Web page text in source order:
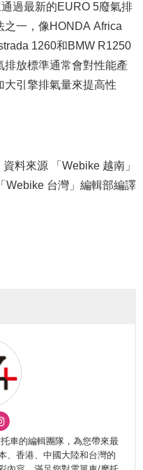
過最新的EURO 5廢氣排
之一，像HONDA Africa
1260和BMW R1250
放標準通常會對性能產
大引擎排氣量來提高性
資料來源 「Webike 越南」
「Webike 台灣」編輯部編譯
車的編輯團隊，為您帶來最
、香港、中國大陸和台灣的